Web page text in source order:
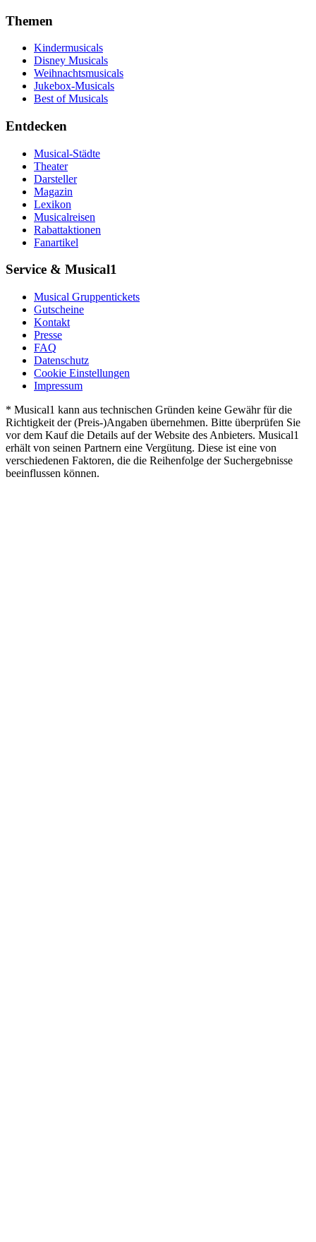
Themen
Kindermusicals
Disney Musicals
Weihnachtsmusicals
Jukebox-Musicals
Best of Musicals
Entdecken
Musical-Städte
Theater
Darsteller
Magazin
Lexikon
Musicalreisen
Rabattaktionen
Fanartikel
Service & Musical1
Musical Gruppentickets
Gutscheine
Kontakt
Presse
FAQ
Datenschutz
Cookie Einstellungen
Impressum
* Musical1 kann aus technischen Gründen keine Gewähr für die
Richtigkeit der (Preis-)Angaben übernehmen. Bitte überprüfen Sie
vor dem Kauf die Details auf der Website des Anbieters. Musical1
erhält von seinen Partnern eine Vergütung. Diese ist eine von
verschiedenen Faktoren, die die Reihenfolge der Suchergebnisse
beeinflussen können.